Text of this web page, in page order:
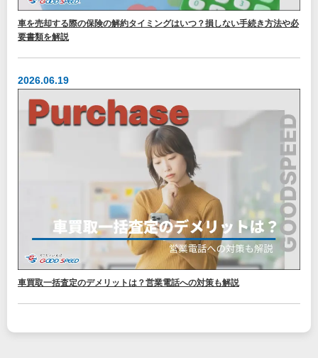
車を売却する際の保険の解約タイミングはいつ？損しない手続き方法や必
要書類を解説
2026.06.19
車買取一括査定のデメリットは？営業電話への対策も解説